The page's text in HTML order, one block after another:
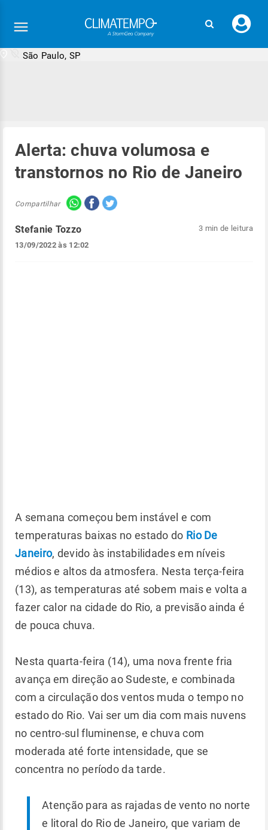
seu
São Paulo, SP
Alerta: chuva volumosa e
transtornos no Rio de Janeiro
Compartilhar
Stefanie Tozzo
13/09/2022 às 12:02
3 min de leitura
A semana começou bem instável e com
temperaturas baixas no estado do Rio De
Janeiro, devido às instabilidades em níveis
médios e altos da atmosfera. Nesta terça-feira
(13), as temperaturas até sobem mais e volta a
fazer calor na cidade do Rio, a previsão ainda é
de pouca chuva.
Nesta quarta-feira (14), uma nova frente fria
avança em direção ao Sudeste, e combinada
com a circulação dos ventos muda o tempo no
estado do Rio. Vai ser um dia com mais nuvens
no centro-sul fluminense, e chuva com
moderada até forte intensidade, que se
concentra no período da tarde.
Atenção para as rajadas de vento no norte
e litoral do Rio de Janeiro, que variam de